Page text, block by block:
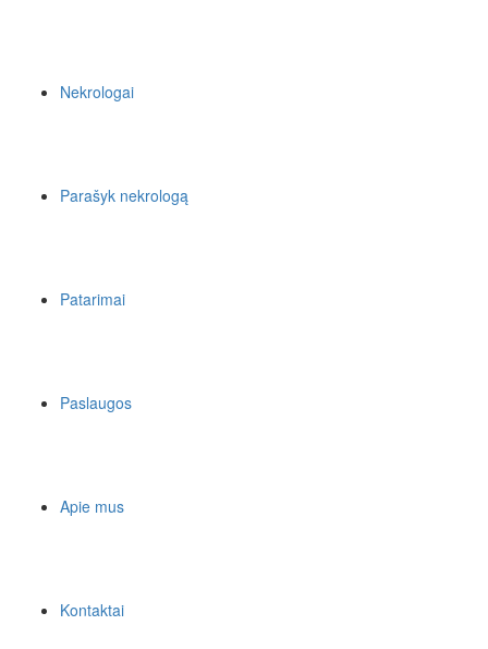
Nekrologai
Parašyk nekrologą
Patarimai
Paslaugos
Apie mus
Kontaktai